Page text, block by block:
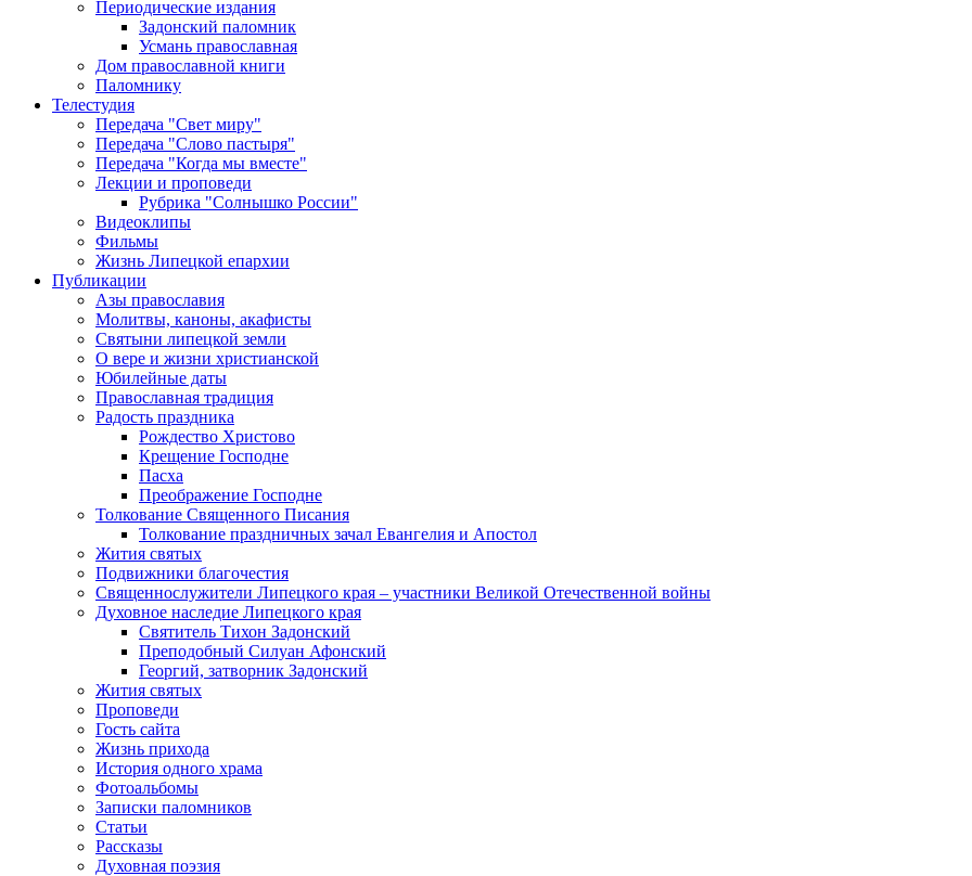
Периодические издания
Задонский паломник
Усмань православная
Дом православной книги
Паломнику
Телестудия
Передача "Свет миру"
Передача "Слово пастыря"
Передача "Когда мы вместе"
Лекции и проповеди
Рубрика "Солнышко России"
Видеоклипы
Фильмы
Жизнь Липецкой епархии
Публикации
Азы православия
Молитвы, каноны, акафисты
Святыни липецкой земли
О вере и жизни христианской
Юбилейные даты
Православная традиция
Радость праздника
Рождество Христово
Крещение Господне
Пасха
Преображение Господне
Толкование Священного Писания
Толкование праздничных зачал Евангелия и Апостол
Жития святых
Подвижники благочестия
Священнослужители Липецкого края – участники Великой Отечественной войны
Духовное наследие Липецкого края
Святитель Тихон Задонский
Преподобный Силуан Афонский
Георгий, затворник Задонский
Жития святых
Проповеди
Гость сайта
Жизнь прихода
История одного храма
Фотоальбомы
Записки паломников
Статьи
Рассказы
Духовная поэзия